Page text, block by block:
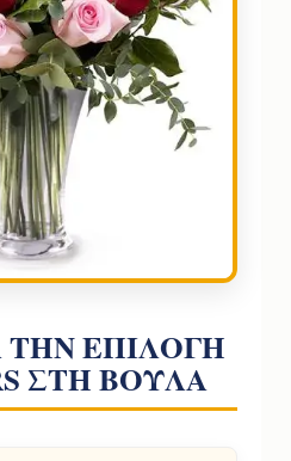
ΤΗΝ ΕΠΙΛΟΓΗ
ΣΤΗ ΒΟΥΛΑ